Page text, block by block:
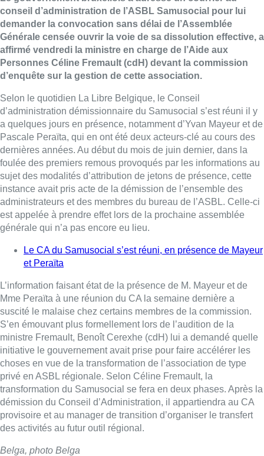
conseil d’administration de l’ASBL Samusocial pour lui
demander la convocation sans délai de l’Assemblée
Générale censée ouvrir la voie de sa dissolution effective, a
affirmé vendredi la ministre en charge de l’Aide aux
Personnes Céline Fremault (cdH) devant la commission
d’enquête sur la gestion de cette association.
Selon le quotidien La Libre Belgique, le Conseil
d’administration démissionnaire du Samusocial s’est réuni il y
a quelques jours en présence, notamment d’Yvan Mayeur et de
Pascale Peraïta, qui en ont été deux acteurs-clé au cours des
dernières années. Au début du mois de juin dernier, dans la
foulée des premiers remous provoqués par les informations au
sujet des modalités d’attribution de jetons de présence, cette
instance avait pris acte de la démission de l’ensemble des
administrateurs et des membres du bureau de l’ASBL. Celle-ci
est appelée à prendre effet lors de la prochaine assemblée
générale qui n’a pas encore eu lieu.
Le CA du Samusocial s’est réuni, en présence de Mayeur
et Peraïta
L’information faisant état de la présence de M. Mayeur et de
Mme Peraïta à une réunion du CA la semaine dernière a
suscité le malaise chez certains membres de la commission.
S’en émouvant plus formellement lors de l’audition de la
ministre Fremault, Benoît Cerexhe (cdH) lui a demandé quelle
initiative le gouvernement avait prise pour faire accélérer les
choses en vue de la transformation de l’association de type
privé en ASBL régionale. Selon Céline Fremault, la
transformation du Samusocial se fera en deux phases. Après la
démission du Conseil d’Administration, il appartiendra au CA
provisoire et au manager de transition d’organiser le transfert
des activités au futur outil régional.
Belga, photo Belga